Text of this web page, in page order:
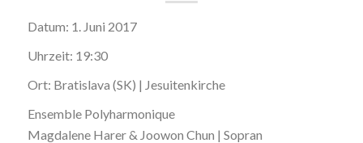
Datum: 1. Juni 2017
Uhrzeit: 19:30
Ort: Bratislava (SK) | Jesuitenkirche
Ensemble Polyharmonique
Magdalene Harer & Joowon Chun | Sopran